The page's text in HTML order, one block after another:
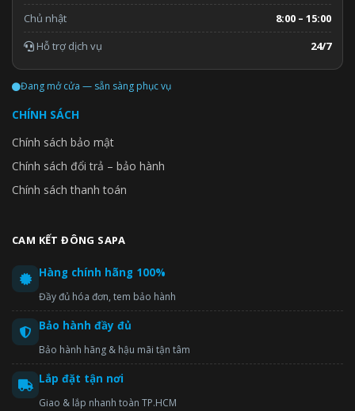
Chủ nhật
8:00 – 15:00
Hỗ trợ dịch vụ
24/7
Đang mở cửa — sẵn sàng phục vụ
CHÍNH SÁCH
Chính sách bảo mật
Chính sách đổi trả – bảo hành
Chính sách thanh toán
CAM KẾT ĐÔNG SAPA
Hàng chính hãng 100%
Đầy đủ hóa đơn, tem bảo hành
Bảo hành đầy đủ
Bảo hành hãng & hậu mãi tận tâm
Lắp đặt tận nơi
Giao & lắp nhanh toàn TP.HCM